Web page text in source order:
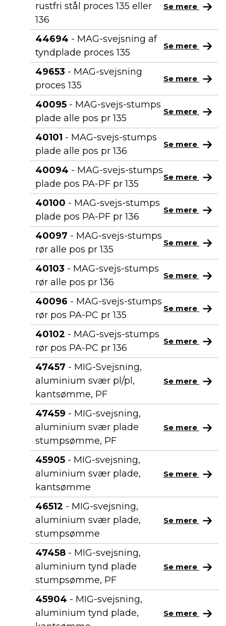
rustfri stål proces 135 eller
136
Se mere
44694 - MAG-svejsning af
tyndplade proces 135
Se mere
49653 - MAG-svejsning
proces 135
Se mere
40095 - MAG-svejs-stumps
plade alle pos pr 135
Se mere
40101 - MAG-svejs-stumps
plade alle pos pr 136
Se mere
40094 - MAG-svejs-stumps
plade pos PA-PF pr 135
Se mere
40100 - MAG-svejs-stumps
plade pos PA-PF pr 136
Se mere
40097 - MAG-svejs-stumps
rør alle pos pr 135
Se mere
40103 - MAG-svejs-stumps
rør alle pos pr 136
Se mere
40096 - MAG-svejs-stumps
rør pos PA-PC pr 135
Se mere
40102 - MAG-svejs-stumps
rør pos PA-PC pr 136
Se mere
47457 - MIG-Svejsning,
aluminium svær pl/pl,
kantsømme, PF
Se mere
47459 - MIG-svejsning,
aluminium svær plade
stumpsømme, PF
Se mere
45905 - MIG-svejsning,
aluminium svær plade,
kantsømme
Se mere
46512 - MIG-svejsning,
aluminium svær plade,
stumpsømme
Se mere
47458 - MIG-svejsning,
aluminium tynd plade
stumpsømme, PF
Se mere
45904 - MIG-svejsning,
aluminium tynd plade,
Se mere